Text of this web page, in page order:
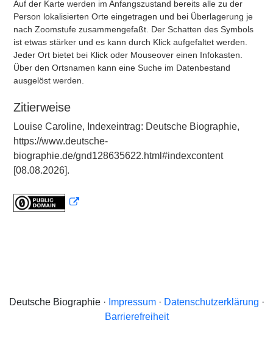
Auf der Karte werden im Anfangszustand bereits alle zu der
Person lokalisierten Orte eingetragen und bei Überlagerung je
nach Zoomstufe zusammengefaßt. Der Schatten des Symbols
ist etwas stärker und es kann durch Klick aufgefaltet werden.
Jeder Ort bietet bei Klick oder Mouseover einen Infokasten.
Über den Ortsnamen kann eine Suche im Datenbestand
ausgelöst werden.
Zitierweise
Louise Caroline, Indexeintrag: Deutsche Biographie,
https://www.deutsche-
biographie.de/gnd128635622.html#indexcontent
[08.08.2026].
Deutsche Biographie · Impressum· Datenschutzerklärung ·
Barrierefreiheit